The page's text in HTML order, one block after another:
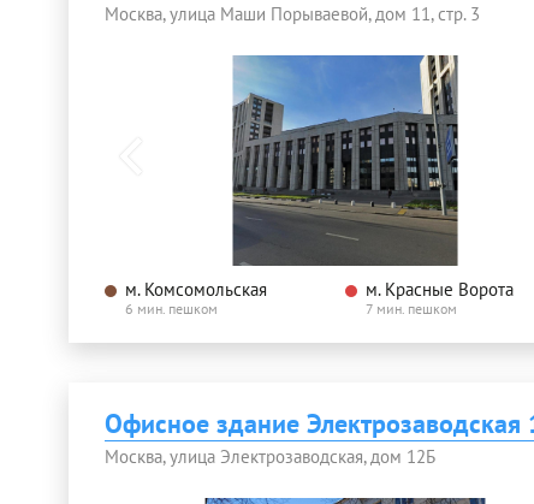
Москва, улица Маши Порываевой, дом 11, стр. 3
м. Комсомольская
6 мин. пешком
м. Красные Ворота
7 мин. пешком
Офисное здание Электрозаводская
Москва, улица Электрозаводская, дом 12Б